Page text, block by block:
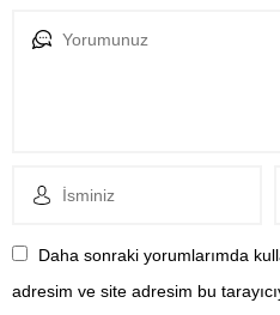
Daha sonraki yorumlarımda
adresim ve site adresim bu